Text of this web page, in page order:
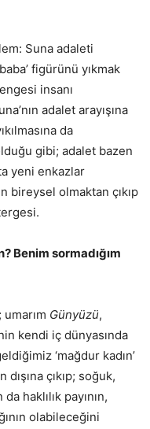
Suna adaleti
figürünü yıkmak
insanı
adalet arayışına
da
gibi; adalet bazen
yeni enkazlar
bireysel olmaktan çıkıp
Benim sormadığım
Günyüzü,
kendi iç dünyasında
‘mağdur kadın’
dışına çıkıp; soğuk,
haklılık payının,
olabileceğini